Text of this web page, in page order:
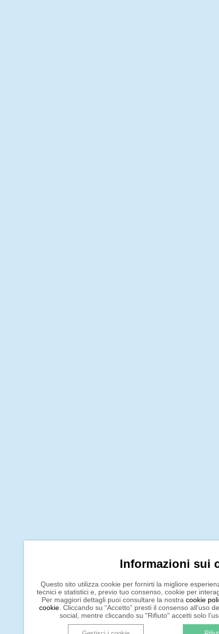
Informazioni sui
Questo sito utilizza cookie per fornirti la migliore
tecnici e statistici e, previo tuo consenso, cookie per
Per maggiori dettagli puoi consultare la nostra cookie
cookie . Cliccando su “Accetto” presti il consenso all’uso
social, mentre cliccando su "Rifiuto" accetti solo